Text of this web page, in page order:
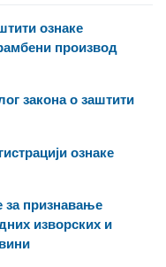
ознаке
производ
закона о заштити
ознаке
за признавање
изворских и